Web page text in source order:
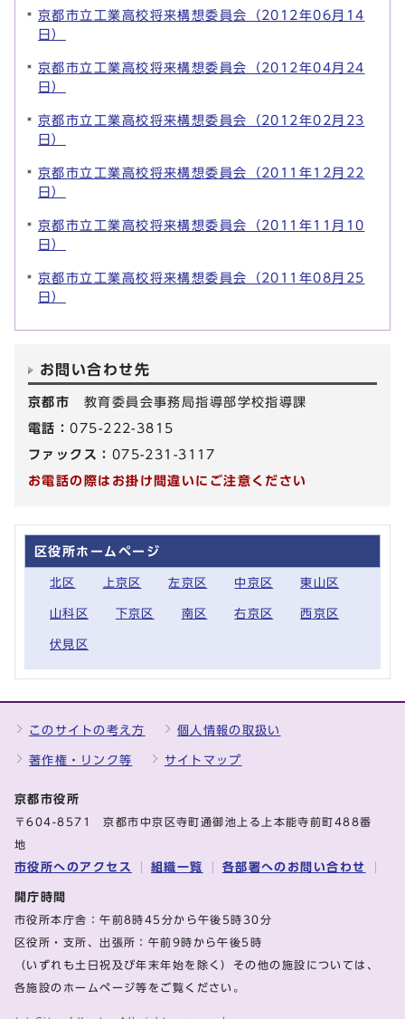
京都市立工業高校将来構想委員会（2012年06月14
日）
京都市立工業高校将来構想委員会（2012年04月24
日）
京都市立工業高校将来構想委員会（2012年02月23
日）
京都市立工業高校将来構想委員会（2011年12月22
日）
京都市立工業高校将来構想委員会（2011年11月10
日）
京都市立工業高校将来構想委員会（2011年08月25
日）
お問い合わせ先
京都市 教育委員会事務局指導部学校指導課
電話：075-222-3815
ファックス： 075-231-3117
お電話の際はお掛け間違いにご注意ください
区役所ホームページ
北区 上京区 左京区 中京区 東山区
山科区 下京区 南区 右京区 西京区
伏見区
このサイトの考え方 個人情報の取扱い
著作権・リンク等 サイトマップ
京都市役所
〒604-8571 京都市中京区寺町通御池上る上本能寺前町488番
地
市役所へのアクセス 組織一覧 各部署へのお問い合わせ
開庁時間
市役所本庁舎：午前8時45分から午後5時30分
区役所・支所、出張所：午前9時から午後5時
（いずれも土日祝及び年末年始を除く）その他の施設については、
各施設のホームページ等をご覧ください。